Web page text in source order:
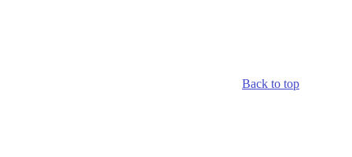
Back to top